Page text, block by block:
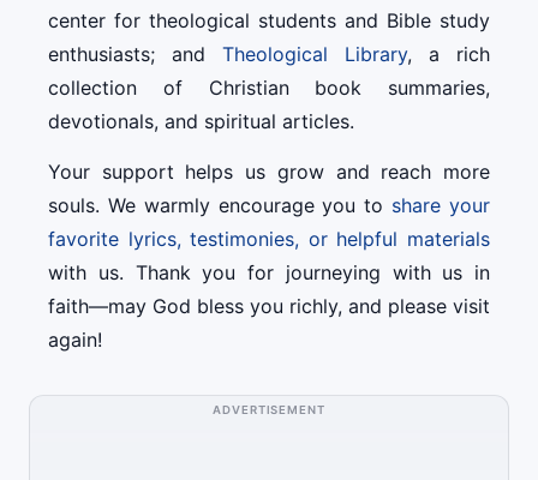
center for theological students and Bible study
enthusiasts; and Theological Library, a rich
collection of Christian book summaries,
devotionals, and spiritual articles.
Your support helps us grow and reach more
souls. We warmly encourage you to share your
favorite lyrics, testimonies, or helpful materials
with us. Thank you for journeying with us in
faith—may God bless you richly, and please visit
again!
ADVERTISEMENT